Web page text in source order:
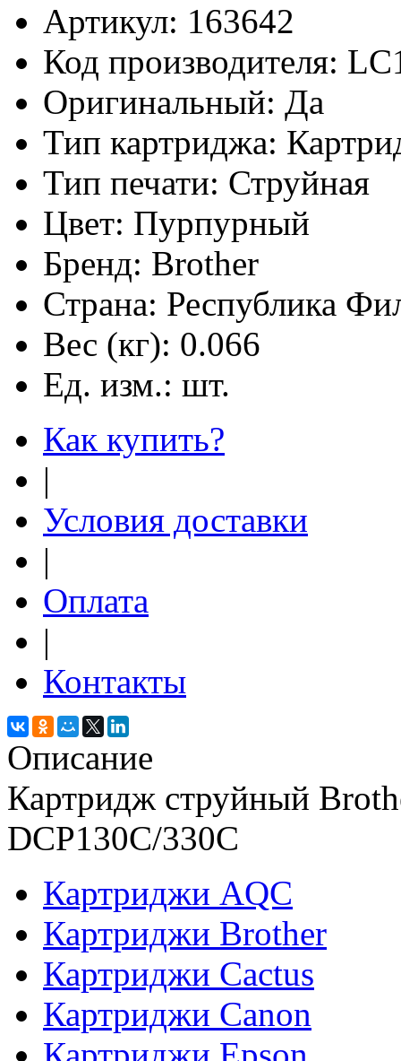
Артикул: 163642
Код производителя:
Оригинальный: Да
Тип картриджа:
Тип печати: Струйная
Цвет: Пурпурный
Бренд: Brother
Страна: Республика
Вес (кг): 0.066
Ед. изм.: шт.
Как купить?
|
Условия доставки
|
Оплата
|
Контакты
Описание
Картридж струйный
DCP130C/330С
Картриджи AQC
Картриджи Brother
Картриджи Cactus
Картриджи Canon